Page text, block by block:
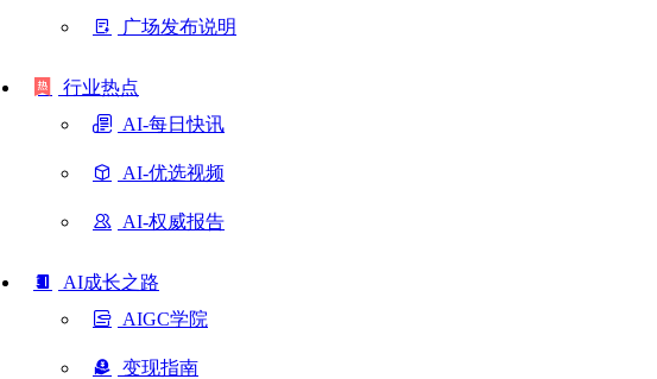
广场发布说明
行业热点
AI-每日快讯
AI-优选视频
AI-权威报告
AI成长之路
AIGC学院
变现指南